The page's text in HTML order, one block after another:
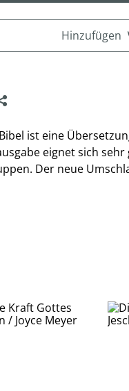
Hinzufügen
ist eine
eignet sich
Der neue